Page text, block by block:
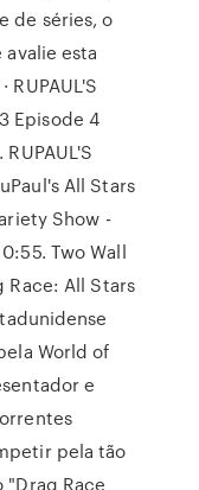
de séries, o
esta
Episode 4
All Stars
Show -
Two Wall
Race: All Stars
World of
e
pela tão
Race